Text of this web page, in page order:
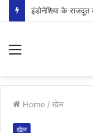
इंडोनेशिया के राजदूत
Menu
Home / खेल
खेल